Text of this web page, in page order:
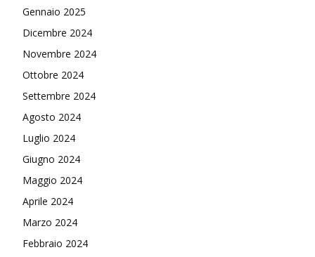
Gennaio 2025
Dicembre 2024
Novembre 2024
Ottobre 2024
Settembre 2024
Agosto 2024
Luglio 2024
Giugno 2024
Maggio 2024
Aprile 2024
Marzo 2024
Febbraio 2024